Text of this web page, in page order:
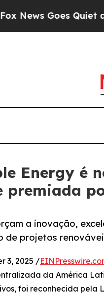
Goes Quiet as
Energy é
premiada
a inovação,
de projetos
3, 2025 /
da América
foi reconhecida pela